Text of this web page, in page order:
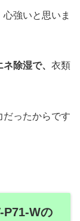
強いと思いま
除湿で、 衣類
だったからです
P71-Wの